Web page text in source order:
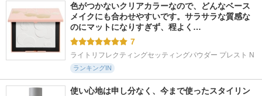
色がつかないクリアカラーなので、どんなベース
メイクにも合わせやすいです。サラサラな質感な
のにマットになりすぎず、程よく…
7
ライトリフレクティングセッティングパウダー プレスト N
ランキングIN
使い心地は申し分なく、今まで使ったスタイリン